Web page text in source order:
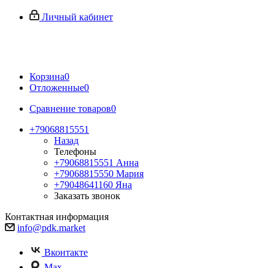
Личный кабинет
Корзина0
Отложенные0
Сравнение товаров0
+79068815551
Назад
Телефоны
+79068815551 Анна
+79068815550 Мария
+79048641160 Яна
Заказать звонок
Контактная информация
info@pdk.market
Вконтакте